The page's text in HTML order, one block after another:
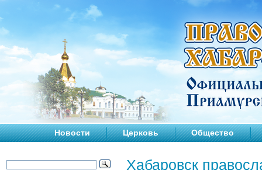
Новости Церковь Общество
Хабаровск